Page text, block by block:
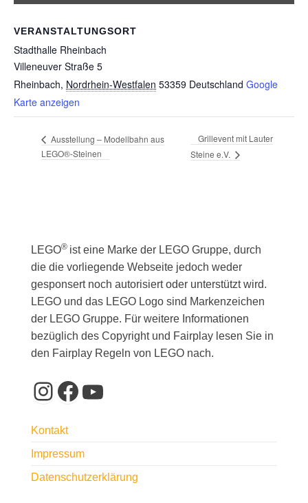
VERANSTALTUNGSORT
Stadthalle Rheinbach
Villeneuver Straße 5
Rheinbach, Nordrhein-Westfalen 53359 Deutschland Google
Karte anzeigen
Ausstellung – Modellbahn aus
LEGO®-Steinen
Grillevent mit Lauter
Steine e.V.
LEGO® ist eine Marke der LEGO Gruppe, durch
die die vorliegende Webseite jedoch weder
gesponsert noch autorisiert oder unterstützt wird.
LEGO und das LEGO Logo sind Markenzeichen
der LEGO Gruppe. Für weitere Informationen
bezüglich des Copyright und Fairplay lesen Sie in
den Fairplay Regeln von LEGO nach.
Instagram
Facebook
YouTube
Kontakt
Impressum
Datenschutzerklärung